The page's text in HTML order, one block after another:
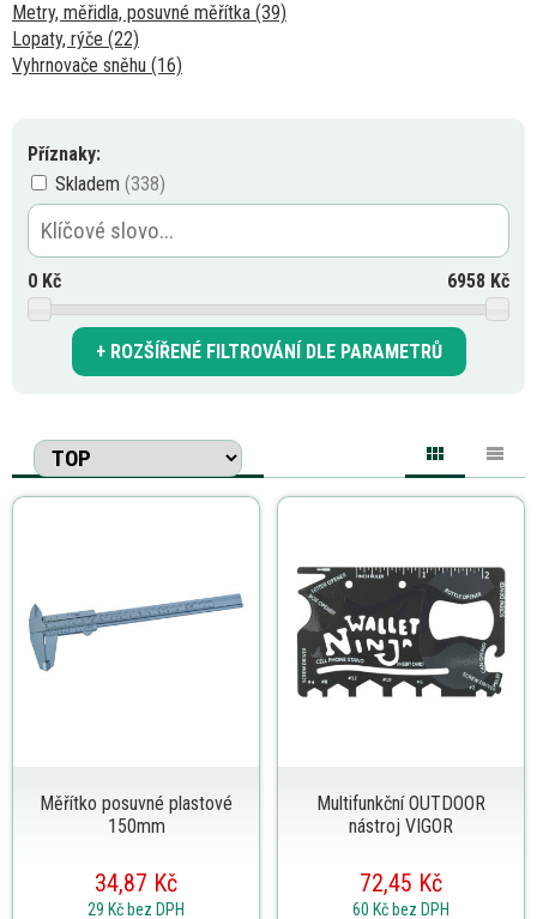
Metry, měřidla, posuvné měřítka (39)
Lopaty, rýče (22)
Vyhrnovače sněhu (16)
Příznaky:
Skladem
0 Kč 6958 Kč
ROZŠÍŘENÉ FILTROVÁNÍ DLE PARAMETRŮ
Měřítko posuvné plastové
150mm
34,87 Kč
29 Kč bez DPH
Multifunkční OUTDOOR
nástroj VIGOR
72,45 Kč
60 Kč bez DPH